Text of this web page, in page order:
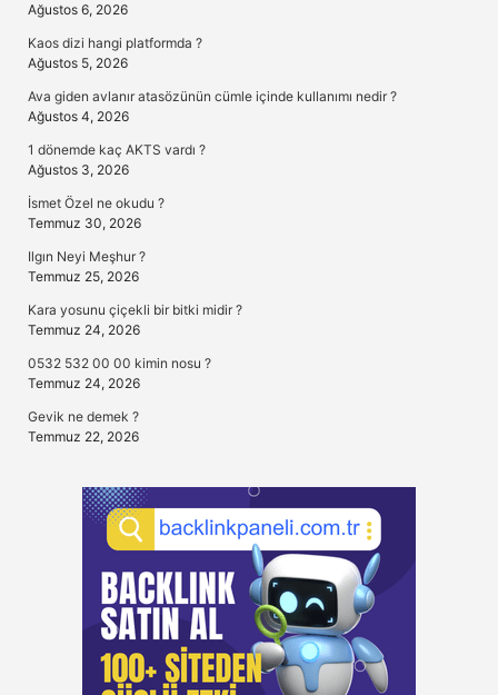
Ağustos 6, 2026
Kaos dizi hangi platformda ?
Ağustos 5, 2026
Ava giden avlanır atasözünün cümle içinde kullanımı nedir ?
Ağustos 4, 2026
1 dönemde kaç AKTS vardı ?
Ağustos 3, 2026
İsmet Özel ne okudu ?
Temmuz 30, 2026
Ilgın Neyi Meşhur ?
Temmuz 25, 2026
Kara yosunu çiçekli bir bitki midir ?
Temmuz 24, 2026
0532 532 00 00 kimin nosu ?
Temmuz 24, 2026
Gevik ne demek ?
Temmuz 22, 2026